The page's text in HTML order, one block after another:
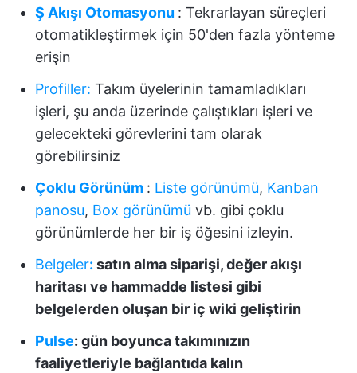
Ş Akışı Otomasyonu : Tekrarlayan süreçleri
otomatikleştirmek için 50'den fazla yönteme
erişin
Profiller: Takım üyelerinin tamamladıkları
işleri, şu anda üzerinde çalıştıkları işleri ve
gelecekteki görevlerini tam olarak
görebilirsiniz
Çoklu Görünüm : Liste görünümü, Kanban
panosu, Box görünümü vb. gibi çoklu
görünümlerde her bir iş öğesini izleyin.
Belgeler: satın alma siparişi, değer akışı
haritası ve hammadde listesi gibi
belgelerden oluşan bir iç wiki geliştirin
Pulse: gün boyunca takımınızın
faaliyetleriyle bağlantıda kalın